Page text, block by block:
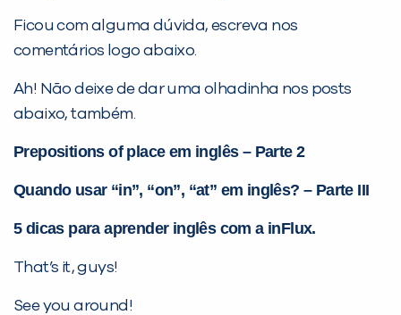
Ficou com alguma dúvida, escreva nos
comentários logo abaixo.
Ah! Não deixe de dar uma olhadinha nos posts
abaixo, também.
Prepositions of place em inglês – Parte 2
Quando usar “in”, “on”, “at” em inglês? – Parte III
5 dicas para aprender inglês com a inFlux.
That’s it, guys!
See you around!